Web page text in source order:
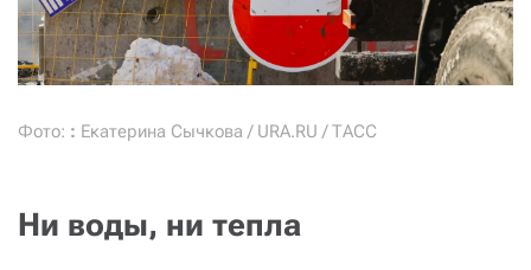
Фото: : Екатерина Сычкова / URA.RU / ТАСС
Ни воды, ни тепла